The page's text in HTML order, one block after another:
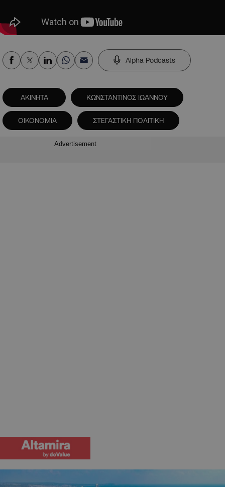
Alpha Podcasts
ΑΚΙΝΗΤΑ ΚΩΝΣΤΑΝΤΙΝΟΣ ΙΩΑΝΝΟΥ
ΟΙΚΟΝΟΜΙΑ ΣΤΕΓΑΣΤΙΚΗ ΠΟΛΙΤΙΚΗ
Advertisement